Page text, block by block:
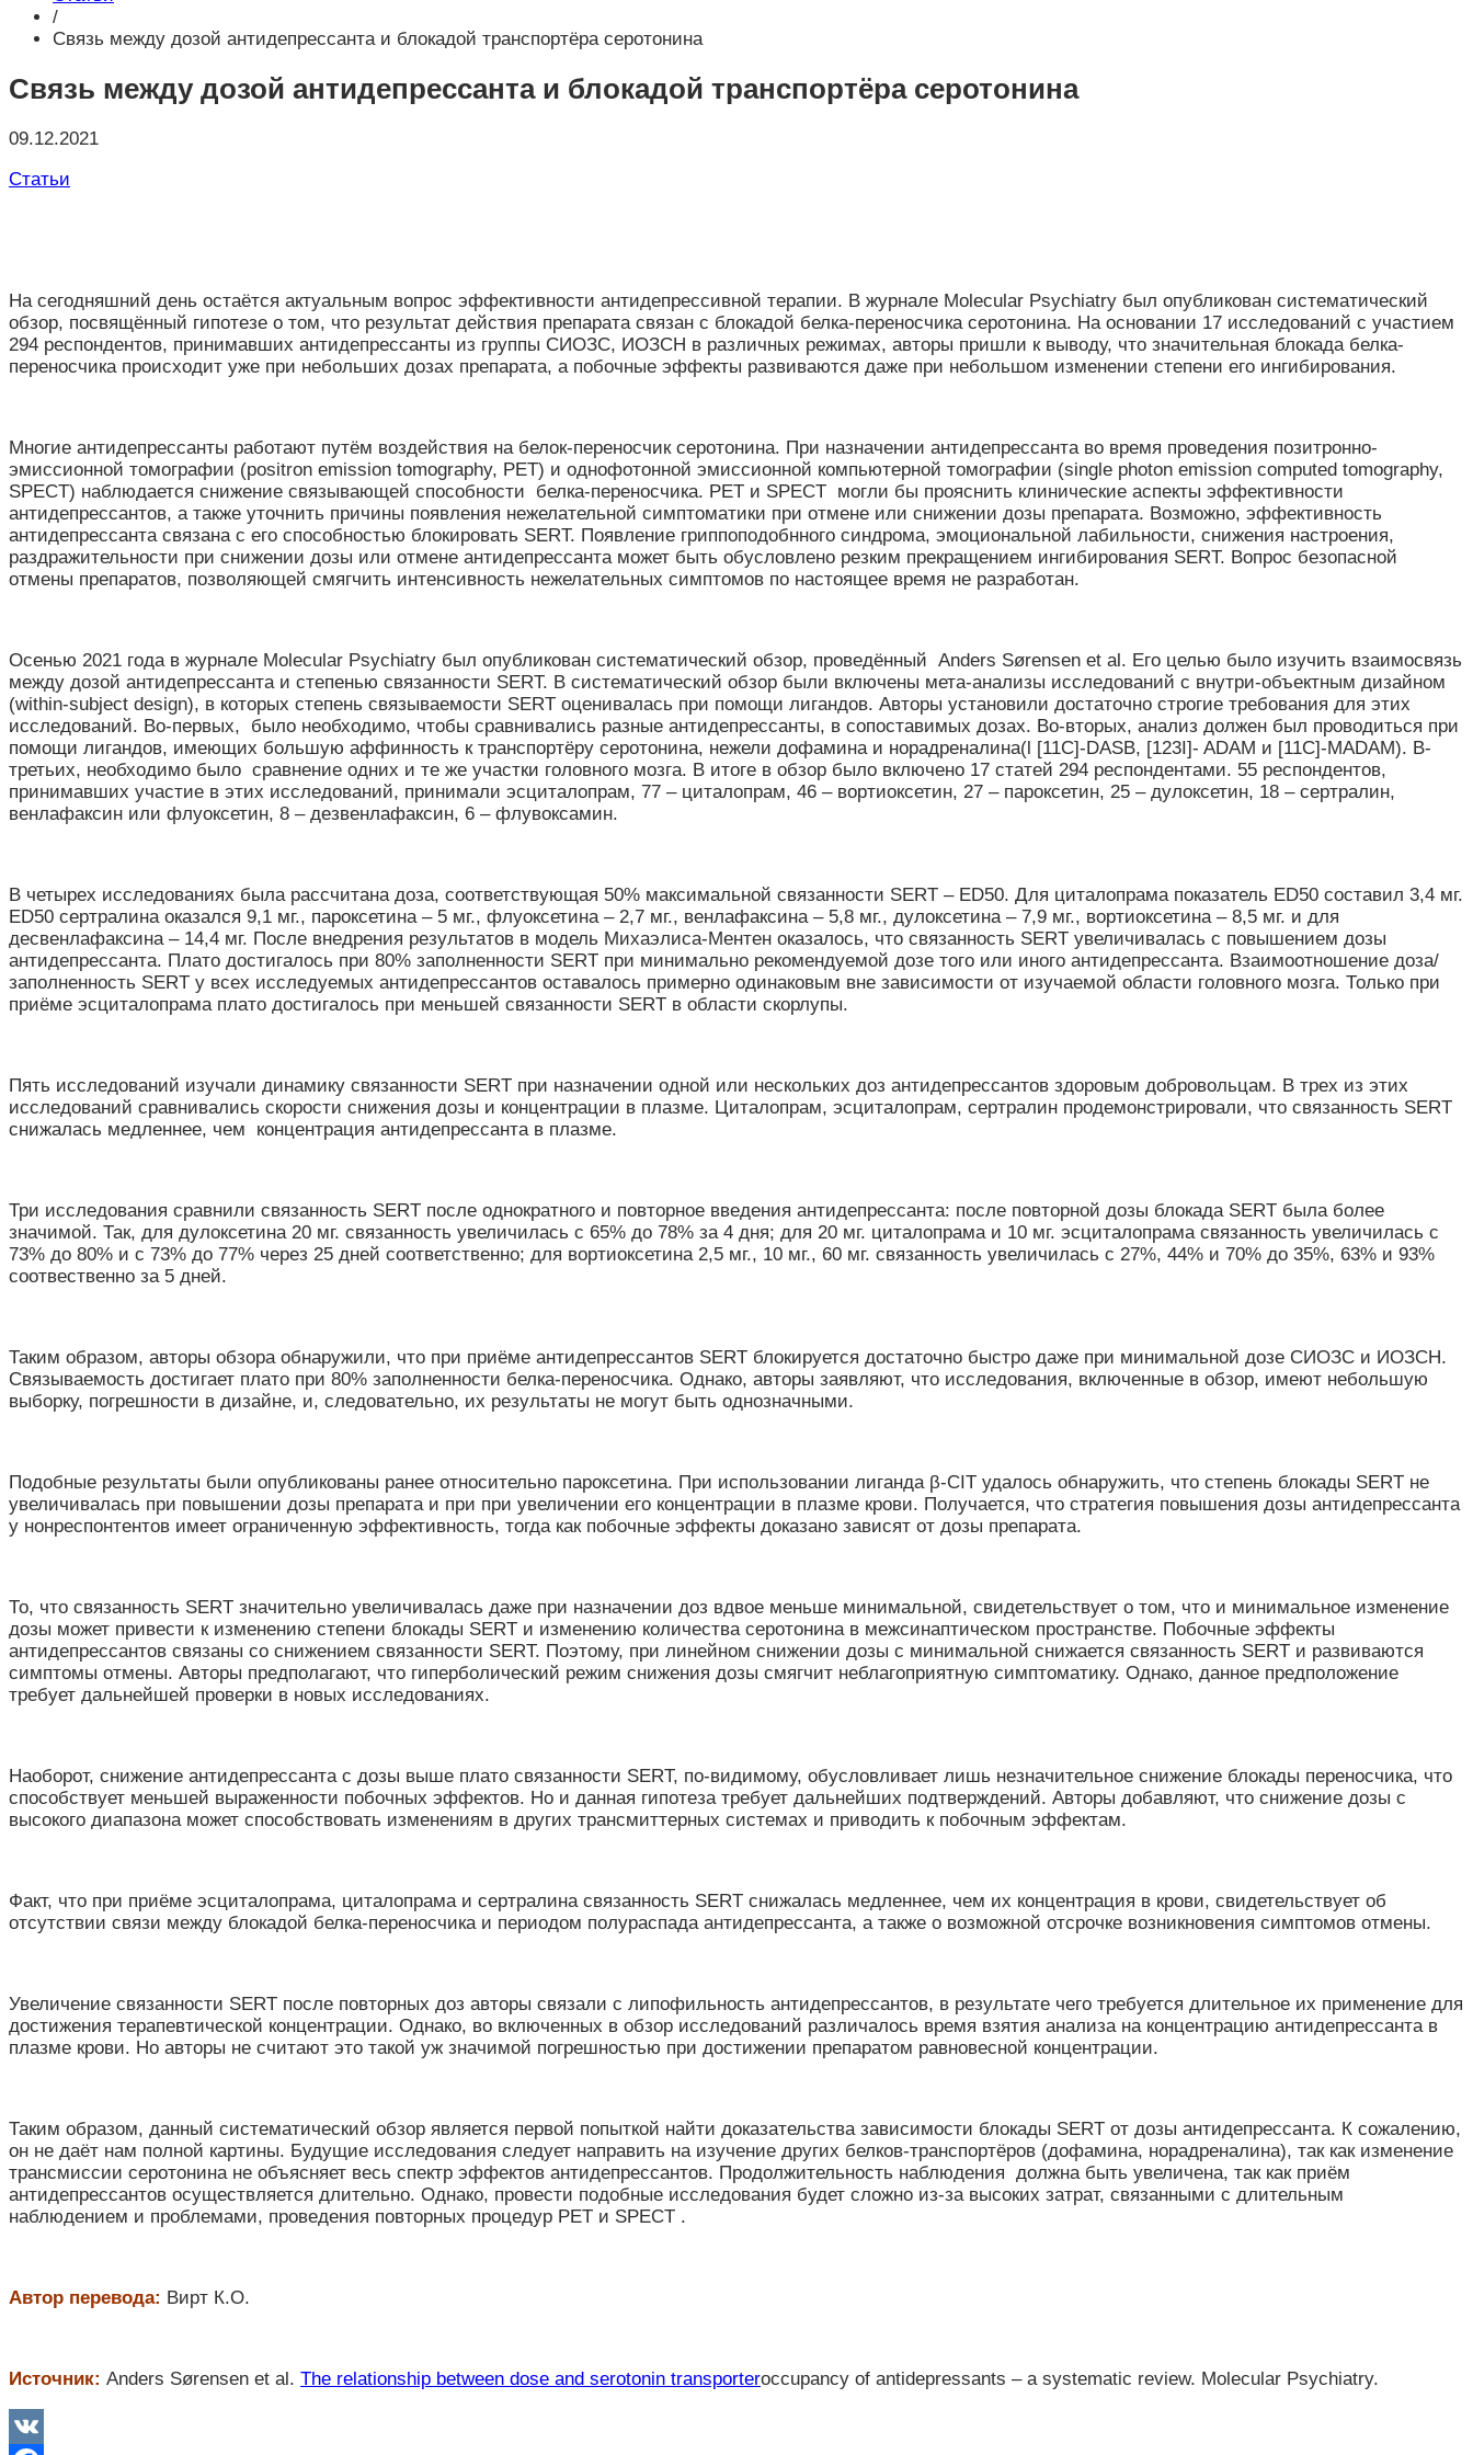
/
Связь между дозой антидепрессанта и блокадой транспортёра серотонина
Связь между дозой антидепрессанта и блокадой транспортёра серотонина
09.12.2021
Статьи
На сегодняшний день остаётся актуальным вопрос эффективности антидепрессивной терапии. В журнале Molecular Psychiatry был опубликован систематический
обзор, посвящённый гипотезе о том, что результат действия препарата связан с блокадой белка-переносчика серотонина. На основании 17 исследований с участием
294 респондентов, принимавших антидепрессанты из группы СИОЗС, ИОЗСН в различных режимах, авторы пришли к выводу, что значительная блокада белка-
переносчика происходит уже при небольших дозах препарата, а побочные эффекты развиваются даже при небольшом изменении степени его ингибирования.
Многие антидепрессанты работают путём воздействия на белок-переносчик серотонина. При назначении антидепрессанта во время проведения позитронно-
эмиссионной томографии (positron emission tomography, PET) и однофотонной эмиссионной компьютерной томографии (single photon emission computed tomography,
SPECT) наблюдается снижение связывающей способности белка-переносчика. РЕТ и SPECT могли бы прояснить клинические аспекты эффективности
антидепрессантов, а также уточнить причины появления нежелательной симптоматики при отмене или снижении дозы препарата. Возможно, эффективность
антидепрессанта связана с его способностью блокировать SERT. Появление гриппоподобнного синдрома, эмоциональной лабильности, снижения настроения,
раздражительности при снижении дозы или отмене антидепрессанта может быть обусловлено резким прекращением ингибирования SERT. Вопрос безопасной
отмены препаратов, позволяющей смягчить интенсивность нежелательных симптомов по настоящее время не разработан.
Осенью 2021 года в журнале Molecular Psychiatry был опубликован систематический обзор, проведённый Anders Sørensen et al. Его целью было изучить взаимосвязь
между дозой антидепрессанта и степенью связанности SERT. В систематический обзор были включены мета-анализы исследований с внутри-объектным дизайном
(within-subject design), в которых степень связываемости SERT оценивалась при помощи лигандов. Авторы установили достаточно строгие требования для этих
исследований. Во-первых, было необходимо, чтобы сравнивались разные антидепрессанты, в сопоставимых дозах. Во-вторых, анализ должен был проводиться при
помощи лигандов, имеющих большую аффинность к транспортёру серотонина, нежели дофамина и норадреналина(l [11C]-DASB, [123I]- ADAM и [11C]-MADAM). В-
третьих, необходимо было сравнение одних и те же участки головного мозга. В итоге в обзор было включено 17 статей 294 респондентами. 55 респондентов,
принимавших участие в этих исследований, принимали эсциталопрам, 77 – циталопрам, 46 – вортиоксетин, 27 – пароксетин, 25 – дулоксетин, 18 – сертралин,
венлафаксин или флуоксетин, 8 – дезвенлафаксин, 6 – флувоксамин.
В четырех исследованиях была рассчитана доза, соответствующая 50% максимальной связанности SERT – ED50. Для циталопрама показатель ED50 составил 3,4 мг.
ED50 сертралина оказался 9,1 мг., пароксетина – 5 мг., флуоксетина – 2,7 мг., венлафаксина – 5,8 мг., дулоксетина – 7,9 мг., вортиоксетина – 8,5 мг. и для
десвенлафаксина – 14,4 мг. После внедрения результатов в модель Михаэлиса-Ментен оказалось, что связанность SERT увеличивалась с повышением дозы
антидепрессанта. Плато достигалось при 80% заполненности SERT при минимально рекомендуемой дозе того или иного антидепрессанта. Взаимоотношение доза/
заполненность SERT у всех исследуемых антидепрессантов оставалось примерно одинаковым вне зависимости от изучаемой области головного мозга. Только при
приёме эсциталопрама плато достигалось при меньшей связанности SERT в области скорлупы.
Пять исследований изучали динамику связанности SERT при назначении одной или нескольких доз антидепрессантов здоровым добровольцам. В трех из этих
исследований сравнивались скорости снижения дозы и концентрации в плазме. Циталопрам, эсциталопрам, сертралин продемонстрировали, что связанность SERT
снижалась медленнее, чем концентрация антидепрессанта в плазме.
Три исследования сравнили связанность SERT после однократного и повторное введения антидепрессанта: после повторной дозы блокада SERT была более
значимой. Так, для дулоксетина 20 мг. связанность увеличилась с 65% до 78% за 4 дня; для 20 мг. циталопрама и 10 мг. эсциталопрама связанность увеличилась с
73% до 80% и с 73% до 77% через 25 дней соответственно; для вортиоксетина 2,5 мг., 10 мг., 60 мг. связанность увеличилась с 27%, 44% и 70% до 35%, 63% и 93%
соотвественно за 5 дней.
Таким образом, авторы обзора обнаружили, что при приёме антидепрессантов SERT блокируется достаточно быстро даже при минимальной дозе СИОЗС и ИОЗСН.
Связываемость достигает плато при 80% заполненности белка-переносчика. Однако, авторы заявляют, что исследования, включенные в обзор, имеют небольшую
выборку, погрешности в дизайне, и, следовательно, их результаты не могут быть однозначными.
Подобные результаты были опубликованы ранее относительно пароксетина. При использовании лиганда β-CIT удалось обнаружить, что степень блокады SERT не
увеличивалась при повышении дозы препарата и при при увеличении его концентрации в плазме крови. Получается, что стратегия повышения дозы антидепрессанта
у нонреспонтентов имеет ограниченную эффективность, тогда как побочные эффекты доказано зависят от дозы препарата.
То, что связанность SERT значительно увеличивалась даже при назначении доз вдвое меньше минимальной, свидетельствует о том, что и минимальное изменение
дозы может привести к изменению степени блокады SERT и изменению количества серотонина в межсинаптическом пространстве. Побочные эффекты
антидепрессантов связаны со снижением связанности SERT. Поэтому, при линейном снижении дозы с минимальной снижается связанность SERT и развиваются
симптомы отмены. Авторы предполагают, что гиперболический режим снижения дозы смягчит неблагоприятную симптоматику. Однако, данное предположение
требует дальнейшей проверки в новых исследованиях.
Наоборот, снижение антидепрессанта с дозы выше плато связанности SERT, по-видимому, обусловливает лишь незначительное снижение блокады переносчика, что
способствует меньшей выраженности побочных эффектов. Но и данная гипотеза требует дальнейших подтверждений. Авторы добавляют, что снижение дозы с
высокого диапазона может способствовать изменениям в других трансмиттерных системах и приводить к побочным эффектам.
Факт, что при приёме эсциталопрама, циталопрама и сертралина связанность SERT снижалась медленнее, чем их концентрация в крови, свидетельствует об
отсутствии связи между блокадой белка-переносчика и периодом полураспада антидепрессанта, а также о возможной отсрочке возникновения симптомов отмены.
Увеличение связанности SERT после повторных доз авторы связали с липофильность антидепрессантов, в результате чего требуется длительное их применение для
достижения терапевтической концентрации. Однако, во включенных в обзор исследований различалось время взятия анализа на концентрацию антидепрессанта в
плазме крови. Но авторы не считают это такой уж значимой погрешностью при достижении препаратом равновесной концентрации.
Таким образом, данный систематический обзор является первой попыткой найти доказательства зависимости блокады SERT от дозы антидепрессанта. К сожалению,
он не даёт нам полной картины. Будущие исследования следует направить на изучение других белков-транспортёров (дофамина, норадреналина), так как изменение
трансмиссии серотонина не объясняет весь спектр эффектов антидепрессантов. Продолжительность наблюдения должна быть увеличена, так как приём
антидепрессантов осуществляется длительно. Однако, провести подобные исследования будет сложно из-за высоких затрат, связанными с длительным
наблюдением и проблемами, проведения повторных процедур PET и SPECT .
Автор перевода: Вирт К.О.
Источник: Anders Sørensen et al. The relationship between dose and serotonin transporteroccupancy of antidepressants – a systematic review. Molecular Psychiatry.